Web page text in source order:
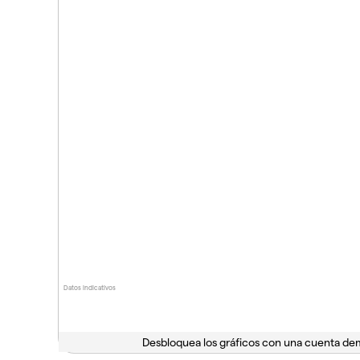
Datos indicativos
Desbloquea los gráficos con una cuenta